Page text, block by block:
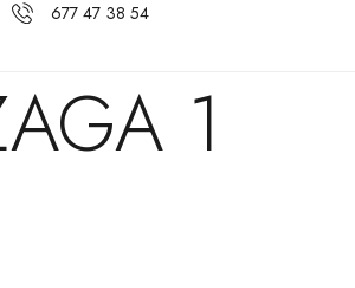
677 47 38 54
1